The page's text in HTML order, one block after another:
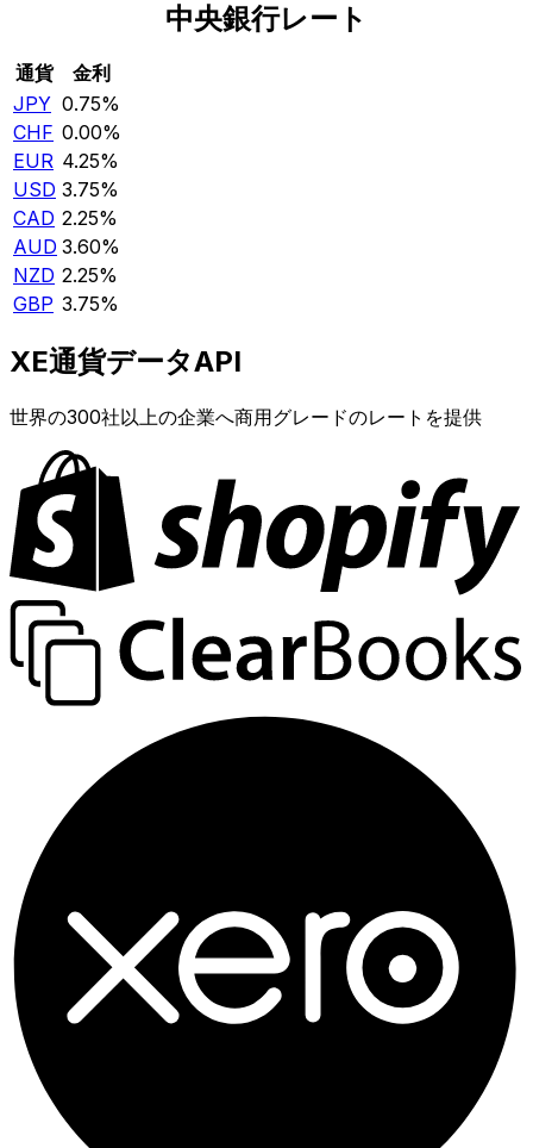
中央銀行レート
通貨
金利
JPY 0.75%
CHF 0.00%
EUR 4.25%
USD 3.75%
CAD 2.25%
AUD 3.60%
NZD 2.25%
GBP 3.75%
XE通貨データAPI
世界の300社以上の企業へ商用グレードのレートを提供